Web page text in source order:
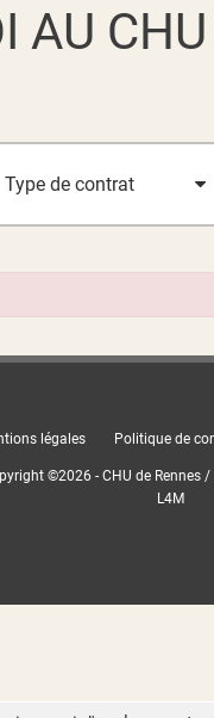
AU
Type de contrat
légales Politique de
©2026 - CHU de Rennes
L4M